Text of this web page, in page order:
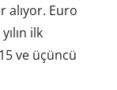
alıyor. Euro
ilk
ve üçüncü